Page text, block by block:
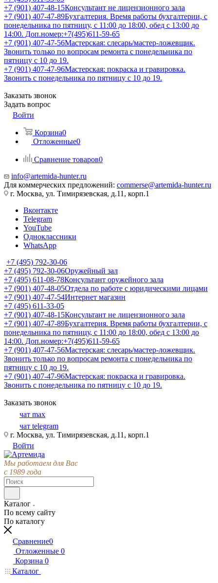
+7 (901) 407-48-15Консультант не лицензионного зала
+7 (901) 407-47-89Бухгалтерия. Время работы бухгалтерии, с
понедельника по пятницу, с 11:00 до 18:00, обед с 13:00 до
14:00. Доп.номер:+7(495)611-59-65
+7 (901) 407-47-56Мастерская: слесарь/мастер-ложевщик.
Звонить только по вопросам ремонта с понедельника по
пятницу с 10 до 19.
+7 (901) 407-47-96Мастерская: покраска и гравировка.
Звонить с понедельника по пятницу с 10 до 19.
Заказать звонок
Задать вопрос
Войти
Корзина0
Отложенные0
Сравнение товаров0
info@artemida-hunter.ru
Для коммерческих предложений: commerse@artemida-hunter.ru
г. Москва, ул. Тимирязевская, д.11, корп.1
Вконтакте
Telegram
YouTube
Одноклассники
WhatsApp
+7 (495) 792-30-06
+7 (495) 792-30-06Оружейный зал
+7 (495) 611-08-78Консультант оружейного зала
+7 (901) 407-48-05Отдела по работе с юридическими лицами
+7 (901) 407-47-54Интернет магазин
+7 (495) 611-33-05
+7 (901) 407-48-15Консультант не лицензионного зала
+7 (901) 407-47-89Бухгалтерия. Время работы бухгалтерии, с
понедельника по пятницу, с 11:00 до 18:00, обед с 13:00 до
14:00. Доп.номер:+7(495)611-59-65
+7 (901) 407-47-56Мастерская: слесарь/мастер-ложевщик.
Звонить только по вопросам ремонта с понедельника по
пятницу с 10 до 19.
+7 (901) 407-47-96Мастерская: покраска и гравировка.
Звонить с понедельника по пятницу с 10 до 19.
Заказать звонок
чат max
чат telegram
г. Москва, ул. Тимирязевская, д.11, корп.1
Войти
Мы работаем для Вас
с 1989 года
Каталог
По всему сайту
По каталогу
Сравнение0
Отложенные 0
Корзина 0
Каталог